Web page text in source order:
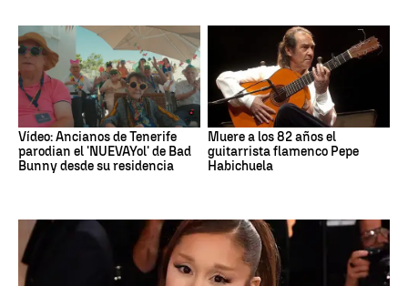
Vídeo: Ancianos de Tenerife
parodian el 'NUEVAYol' de Bad
Bunny desde su residencia
Muere a los 82 años el
guitarrista flamenco Pepe
Habichuela